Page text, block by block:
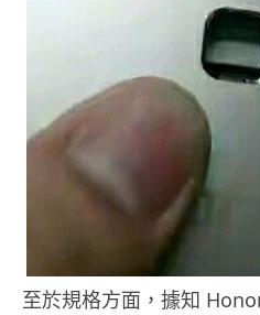
至於規格方面，據知